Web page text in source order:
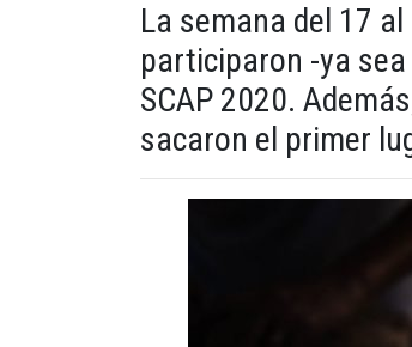
La semana del 17
participaron -ya
SCAP 2020.
sacaron el primer